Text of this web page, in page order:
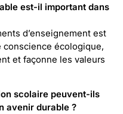
est-il important dans
d’enseignement est
écologique,
et façonne les valeurs
scolaire peuvent-ils
avenir durable ?